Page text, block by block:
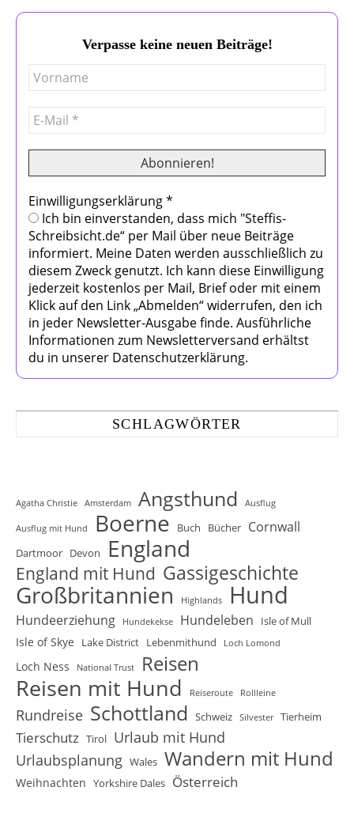
Verpasse keine neuen Beiträge!
Einwilligungserklärung*
Ich bin einverstanden, dass mich "Steffis-
Schreibsicht.de“ per Mail über neue Beiträge
informiert. Meine Daten werden ausschließlich zu
diesem Zweck genutzt. Ich kann diese Einwilligung
jederzeit kostenlos per Mail, Brief oder mit einem
Klick auf den Link „Abmelden“ widerrufen, den ich
in jeder Newsletter-Ausgabe finde. Ausführliche
Informationen zum Newsletterversand erhältst
du in unserer Datenschutzerklärung.
SCHLAGWÖRTER
Agatha Christie Amsterdam Angsthund Ausflug
Ausflug mit Hund Boerne Buch Bücher Cornwall
Dartmoor Devon England
England mit Hund Gassigeschichte
Großbritannien Highlands Hund
Hundeerziehung Hundekekse Hundeleben Isle of Mull
Isle of Skye Lake District Lebenmithund Loch Lomond
Loch Ness National Trust Reisen
Reisen mit Hund Reiseroute Rollleine
Rundreise Schottland Schweiz Silvester Tierheim
Tierschutz Tirol Urlaub mit Hund
Urlaubsplanung Wales Wandern mit Hund
Weihnachten Yorkshire Dales Österreich